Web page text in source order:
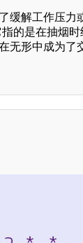
缓解工作压力
的是在抽烟
无形中成为了